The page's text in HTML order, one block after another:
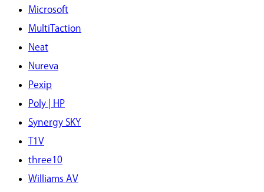
Microsoft
MultiTaction
Neat
Nureva
Pexip
Poly | HP
Synergy SKY
T1V
three10
Williams AV